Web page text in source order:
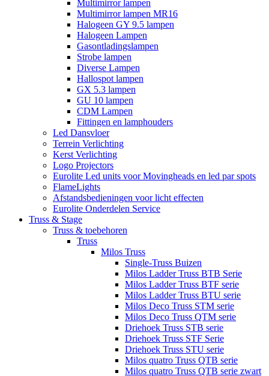
Multimirror lampen
Multimirror lampen MR16
Halogeen GY 9.5 lampen
Halogeen Lampen
Gasontladingslampen
Strobe lampen
Diverse Lampen
Hallospot lampen
GX 5.3 lampen
GU 10 lampen
CDM Lampen
Fittingen en lamphouders
Led Dansvloer
Terrein Verlichting
Kerst Verlichting
Logo Projectors
Eurolite Led units voor Movingheads en led par spots
FlameLights
Afstandsbedieningen voor licht effecten
Eurolite Onderdelen Service
Truss & Stage
Truss & toebehoren
Truss
Milos Truss
Single-Truss Buizen
Milos Ladder Truss BTB Serie
Milos Ladder Truss BTF serie
Milos Ladder Truss BTU serie
Milos Deco Truss STM serie
Milos Deco Truss QTM serie
Driehoek Truss STB serie
Driehoek Truss STF Serie
Driehoek Truss STU serie
Milos quatro Truss QTB serie
Milos quatro Truss QTB serie zwart